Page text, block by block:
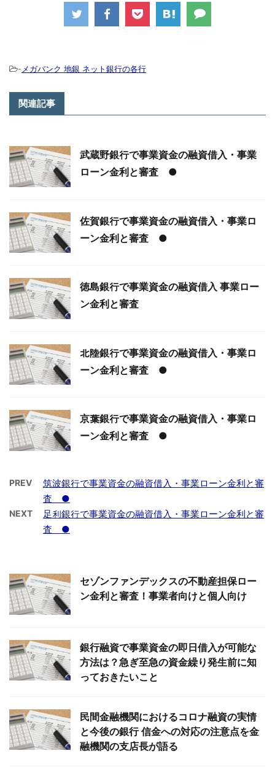
- メガバンク 地銀 ネット銀行の各行
関連記事
武蔵野銀行で事業資金の融資借入・事業
ローン金利と審査 ●
佐賀銀行で事業資金の融資借入・事業ロ
ーン金利と審査 ●
徳島銀行で事業資金の融資借入 事業ロー
ン金利と審査
北陸銀行で事業資金の融資借入・事業ロ
ーン金利と審査 ●
京葉銀行で事業資金の融資借入・事業ロ
ーン金利と審査 ●
PREV
筑波銀行で事業資金の融資借入・事業ローン金利と審
査 ●
NEXT
足利銀行で事業資金の融資借入・事業ローン金利と審
査 ●
セゾンファンデックスの不動産担保ロー
ン金利と審査！事業者向けと個人向け
銀行融資で事業資金の即日借入が可能な
方法は？急ぎ至急の資金繰り発生前に知
っておきたいこと
民間金融機関におけるコロナ融資の実情
と今後の銀行 信金への対応の注意点を金
融機関の支店長が語る